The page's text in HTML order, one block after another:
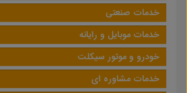
خدمات صنعتی
خدمات موبایل و رایانه
خودرو و موتور سیکلت
خدمات مشاوره ای